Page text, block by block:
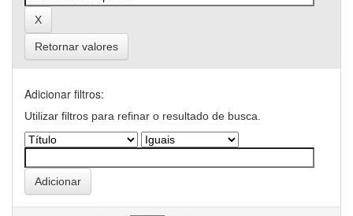
Retornar valores
Adicionar filtros:
Utilizar filtros para refinar o resultado de busca.